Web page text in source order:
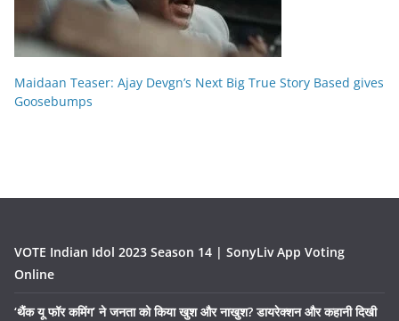
Maidaan Teaser: Ajay Devgn’s Next Big True Story Based gives
Goosebumps
VOTE Indian Idol 2023 Season 14 | SonyLiv App Voting
Online
‘थैंक यू फॉर कमिंग’ ने जनता को किया खुश और नाखुश? डायरेक्शन और कहानी दिखी